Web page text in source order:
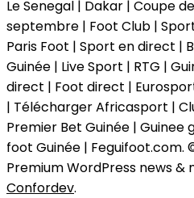
Le Senegal | Dakar | Coupe
septembre | Foot Club |
Paris Foot | Sport en direct |
Guinée | Live Sport | RTG |
direct | Foot direct |
| Télécharger Africasport |
Premier Bet Guinée | Guinee
foot Guinée | Feguifoot.com.
Premium WordPress news
Confordev.